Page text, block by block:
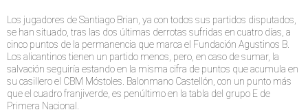
Los jugadores de Santiago Brian, ya con todos sus partidos disputados,
se han situado, tras las dos últimas derrotas sufridas en cuatro días, a
cinco puntos de la permanencia que marca el Fundación Agustinos B.
Los alicantinos tienen un partido menos, pero, en caso de sumar, la
salvación seguiría estando en la misma cifra de puntos que acumula en
su casillero el CBM Móstoles. Balonmano Castellón, con un punto más
que el cuadro franjiverde, es penúltimo en la tabla del grupo E de
Primera Nacional.